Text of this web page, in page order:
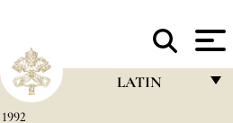
LATIN
1992